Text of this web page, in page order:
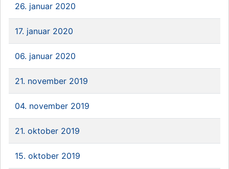
26. januar 2020
17. januar 2020
06. januar 2020
21. november 2019
04. november 2019
21. oktober 2019
15. oktober 2019